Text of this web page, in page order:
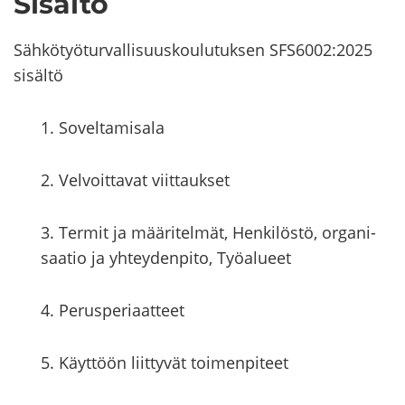
Säh­kö­työ­tur­val­li­suus­kou­lu­tuk­sen SFS6002:2025
si­säl­tö
1. So­vel­ta­mi­sa­la
2. Vel­voit­ta­vat viit­tauk­set
3. Ter­mit ja mää­ri­tel­mät, Hen­ki­lös­tö, or­ga­ni­
saa­tio ja yh­tey­den­pi­to, Työ­alu­eet
4. Pe­rus­pe­ri­aat­teet
5. Käyt­töön liit­ty­vät toi­men­pi­teet